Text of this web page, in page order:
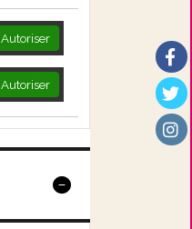
Autoriser
Autoriser